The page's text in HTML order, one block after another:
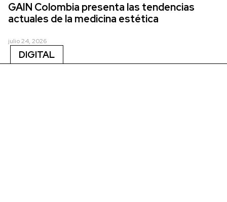
GAIN Colombia presenta las tendencias
actuales de la medicina estética
julio 24, 2026
DIGITAL